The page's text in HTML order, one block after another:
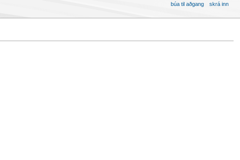
búa til aðgang skrá inn